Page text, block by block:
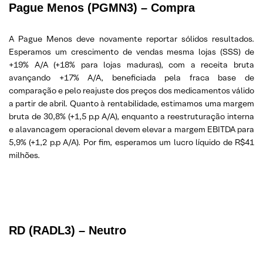
Pague Menos (PGMN3) – Compra
A Pague Menos deve novamente reportar sólidos resultados.
Esperamos um crescimento de vendas mesma lojas (SSS) de
+19% A/A (+18% para lojas maduras), com a receita bruta
avançando +17% A/A, beneficiada pela fraca base de
comparação e pelo reajuste dos preços dos medicamentos válido
a partir de abril. Quanto à rentabilidade, estimamos uma margem
bruta de 30,8% (+1,5 p.p A/A), enquanto a reestruturação interna
e alavancagem operacional devem elevar a margem EBITDA para
5,9% (+1,2 p.p A/A). Por fim, esperamos um lucro líquido de R$41
milhões.
RD (RADL3) – Neutro